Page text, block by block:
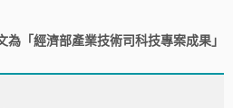
為「經濟部產業技術司科技專案成果」